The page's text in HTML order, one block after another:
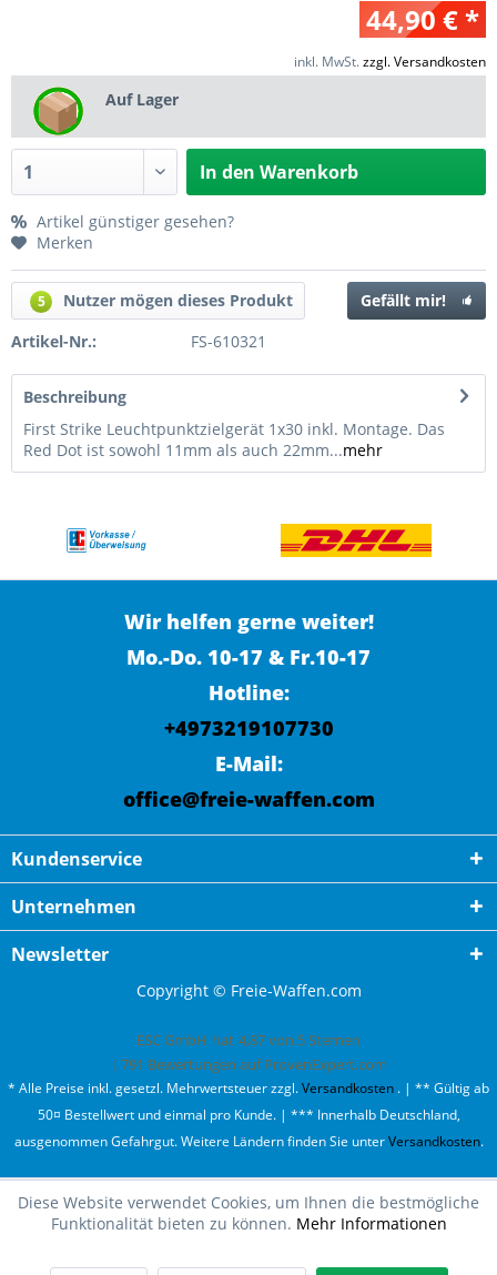
44,90 € *
inkl. MwSt.zzgl. Versandkosten
Auf Lager
In den Warenkorb
Artikel günstiger gesehen?
Merken
5 Nutzer mögen dieses Produkt
Gefällt mir!
Artikel-Nr.:
FS-610321
Beschreibung
First Strike Leuchtpunktzielgerät 1x30 inkl. Montage. Das
Red Dot ist sowohl 11mm als auch 22mm...mehr
Wir helfen gerne weiter!
Mo.-Do. 10-17 & Fr.10-17
Hotline:
+4973219107730
E-Mail:
office@freie-waffen.com
Kundenservice
Unternehmen
Newsletter
Copyright © Freie-Waffen.com
ESC GmbH hat 4,87von 5Sternen
| 791 Bewertungen auf ProvenExpert.com
* Alle Preise inkl. gesetzl. Mehrwertsteuer zzgl.Versandkosten . | ** Gültig ab
50¤ Bestellwert und einmal pro Kunde. | *** Innerhalb Deutschland,
ausgenommen Gefahrgut. Weitere Ländern finden Sie unterVersandkosten.
Diese Website verwendet Cookies, um Ihnen die bestmögliche
Funktionalität bieten zu können. Mehr Informationen